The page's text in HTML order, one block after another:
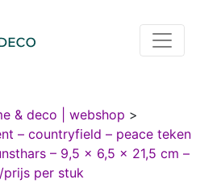
& deco | webshop >
– countryfield – peace teken
– 9,5 × 6,5 × 21,5 cm –
per stuk